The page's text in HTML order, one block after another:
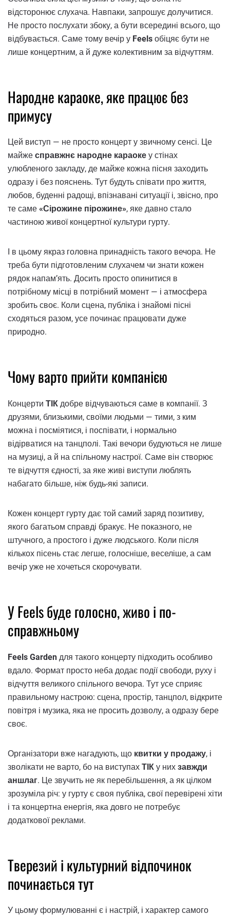
відсторонює слухача. Навпаки, запрошує долучитися.
Не просто послухати збоку, а бути всередині всього, що
відбувається. Саме тому вечір у Feels обіцяє бути не
лише концертним, а й дуже колективним за відчуттям.
Народне караоке, яке працює без
примусу
Цей виступ — не просто концерт у звичному сенсі. Це
майже справжнє народне караоке у стінах
улюбленого закладу, де майже кожна пісня заходить
одразу і без пояснень. Тут будуть співати про життя,
любов, буденні радощі, впізнавані ситуації і, звісно, про
те саме «Сірожине пірожине», яке давно стало
частиною живої концертної культури гурту.
І в цьому якраз головна принадність такого вечора. Не
треба бути підготовленим слухачем чи знати кожен
рядок напам’ять. Досить просто опинитися в
потрібному місці в потрібний момент — і атмосфера
зробить своє. Коли сцена, публіка і знайомі пісні
сходяться разом, усе починає працювати дуже
природно.
Чому варто прийти компанією
Концерти ТІК добре відчуваються саме в компанії. З
друзями, близькими, своїми людьми — тими, з ким
можна і посміятися, і поспівати, і нормально
відірватися на танцполі. Такі вечори будуються не лише
на музиці, а й на спільному настрої. Саме він створює
те відчуття єдності, за яке живі виступи люблять
набагато більше, ніж будь-які записи.
Кожен концерт гурту дає той самий заряд позитиву,
якого багатьом справді бракує. Не показного, не
штучного, а простого і дуже людського. Коли після
кількох пісень стає легше, голосніше, веселіше, а сам
вечір уже не хочеться скорочувати.
У Feels буде голосно, живо і по-
справжньому
Feels Garden для такого концерту підходить особливо
вдало. Формат просто неба додає події свободи, руху і
відчуття великого спільного вечора. Тут усе сприяє
правильному настрою: сцена, простір, танцпол, відкрите
повітря і музика, яка не просить дозволу, а одразу бере
своє.
Організатори вже нагадують, що квитки у продажу, і
зволікати не варто, бо на виступах ТІК у них завжди
аншлаг. Це звучить не як перебільшення, а як цілком
зрозуміла річ: у гурту є своя публіка, свої перевірені хіти
і та концертна енергія, яка довго не потребує
додаткової реклами.
Тверезий і культурний відпочинок
починається тут
У цьому формулюванні є і настрій, і характер самого